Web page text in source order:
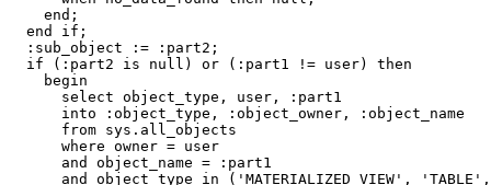
end;
end if;
:sub_object := :part2;
if (:part2 is null) or (:part1 != user) then
begin
select object_type, user, :part1
into :object_type, :object_owner, :object_name
from sys.all_objects
where owner = user
and object_name = :part1
and object_type in ('MATERIALIZED VIEW', 'TABLE',